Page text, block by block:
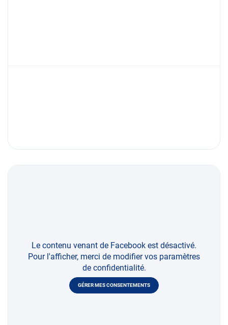
Le contenu venant de Facebook est désactivé.
Pour l'afficher, merci de modifier vos paramètres
de confidentialité.
GÉRER MES CONSENTEMENTS